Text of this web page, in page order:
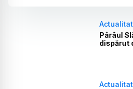
Pârâul
dispărut